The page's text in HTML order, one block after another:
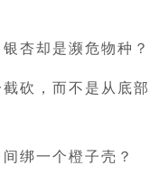
杏却是濒危物种？
砍，而不是从底部
绑一个橙子壳？